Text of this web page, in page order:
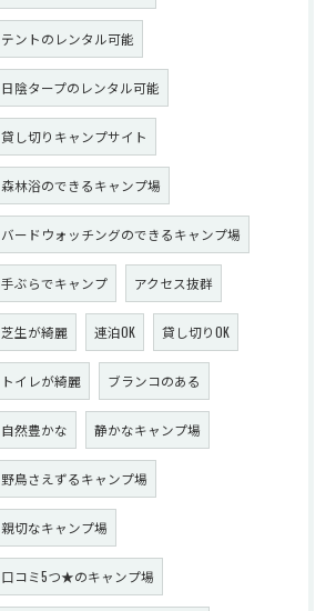
テントのレンタル可能
日陰タープのレンタル可能
貸し切りキャンプサイト
森林浴のできるキャンプ場
バードウォッチングのできるキャンプ場
手ぶらでキャンプ アクセス抜群
芝生が綺麗 連泊OK 貸し切りOK
トイレが綺麗 ブランコのある
自然豊かな 静かなキャンプ場
野鳥さえずるキャンプ場
親切なキャンプ場
口コミ5つ★のキャンプ場